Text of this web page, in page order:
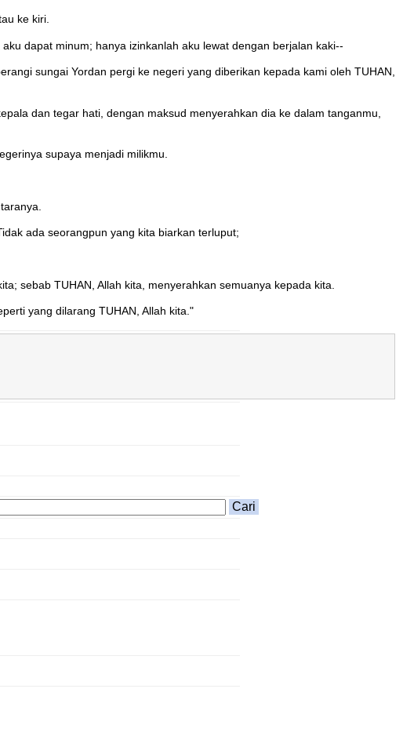
ke kiri.
dapat minum; hanya izinkanlah aku lewat dengan berjalan kaki--
sungai Yordan pergi ke negeri yang diberikan kepada kami oleh TUHAN,
dan tegar hati, dengan maksud menyerahkan dia ke dalam tanganmu,
supaya menjadi milikmu.
ada seorangpun yang kita biarkan terluput;
sebab TUHAN, Allah kita, menyerahkan semuanya kepada kita.
yang dilarang TUHAN, Allah kita."